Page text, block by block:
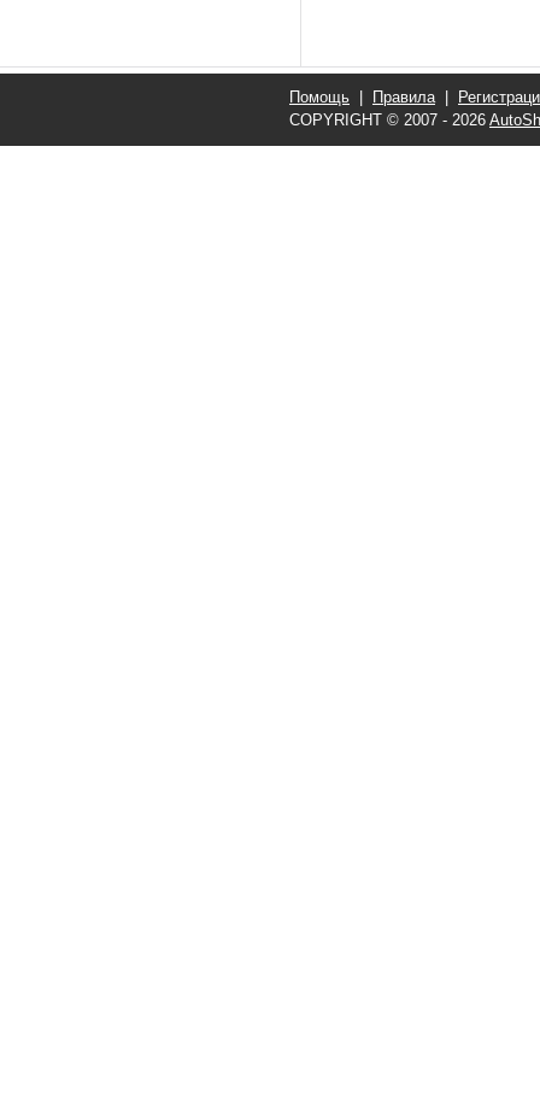
Помощь Правила|
COPYRIGHT © 2007 - 2026